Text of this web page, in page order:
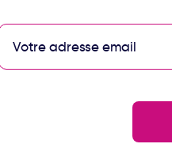
à Majorque. Il est